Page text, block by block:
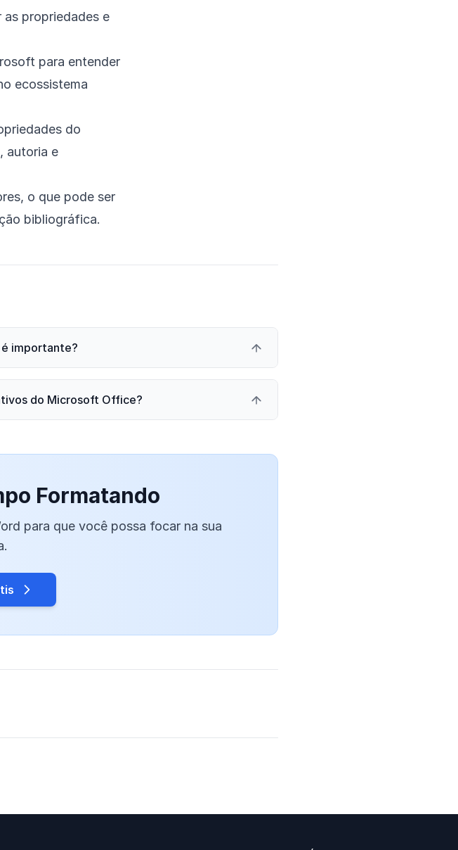
as propriedades e
para entender
ecossistema
do
autoria e
o que pode ser
bibliográfica.
importante?
do Microsoft Office?
Formatando
para que você possa focar na sua